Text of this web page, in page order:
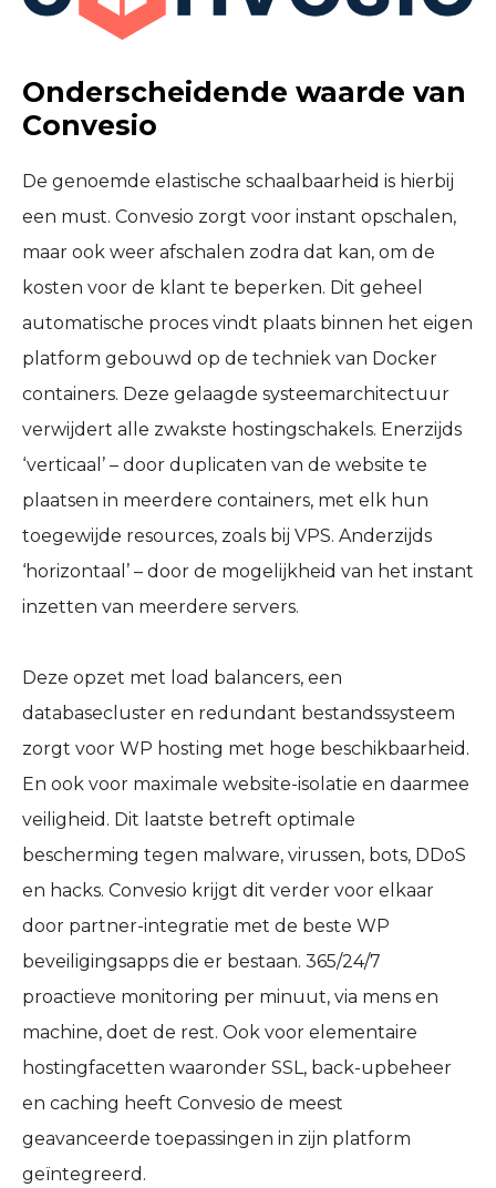
Onderscheidende waarde van
Convesio
De genoemde elastische schaalbaarheid is hierbij
een must. Convesio zorgt voor instant opschalen,
maar ook weer afschalen zodra dat kan, om de
kosten voor de klant te beperken. Dit geheel
automatische proces vindt plaats binnen het eigen
platform gebouwd op de techniek van Docker
containers. Deze gelaagde systeemarchitectuur
verwijdert alle zwakste hostingschakels. Enerzijds
‘verticaal’ – door duplicaten van de website te
plaatsen in meerdere containers, met elk hun
toegewijde resources, zoals bij VPS. Anderzijds
‘horizontaal’ – door de mogelijkheid van het instant
inzetten van meerdere servers.
Deze opzet met load balancers, een
databasecluster en redundant bestandssysteem
zorgt voor WP hosting met hoge beschikbaarheid.
En ook voor maximale website-isolatie en daarmee
veiligheid. Dit laatste betreft optimale
bescherming tegen malware, virussen, bots, DDoS
en hacks. Convesio krijgt dit verder voor elkaar
door partner-integratie met de beste WP
beveiligingsapps die er bestaan. 365/24/7
proactieve monitoring per minuut, via mens en
machine, doet de rest. Ook voor elementaire
hostingfacetten waaronder SSL, back-upbeheer
en caching heeft Convesio de meest
geavanceerde toepassingen in zijn platform
geïntegreerd.